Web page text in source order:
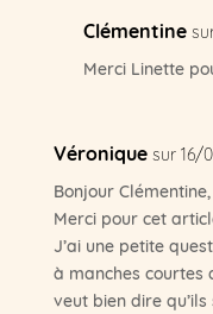
Clémentine
Merci Linette
Véronique sur 16/
Bonjour Clémentine,
Merci pour cet
J’ai une petite
à manches courtes
veut bien dire